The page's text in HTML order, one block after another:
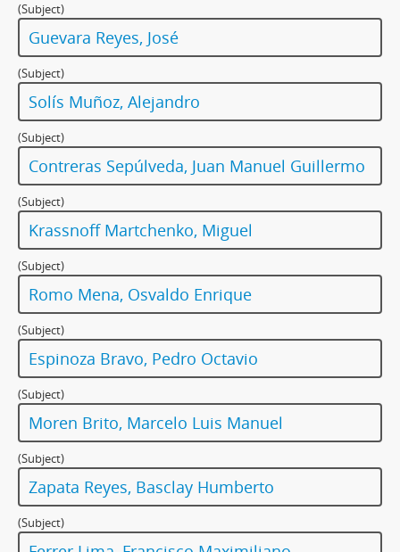
(Subject)
Guevara Reyes, José
(Subject)
Solís Muñoz, Alejandro
(Subject)
Contreras Sepúlveda, Juan Manuel Guillermo
(Subject)
Krassnoff Martchenko, Miguel
(Subject)
Romo Mena, Osvaldo Enrique
(Subject)
Espinoza Bravo, Pedro Octavio
(Subject)
Moren Brito, Marcelo Luis Manuel
(Subject)
Zapata Reyes, Basclay Humberto
(Subject)